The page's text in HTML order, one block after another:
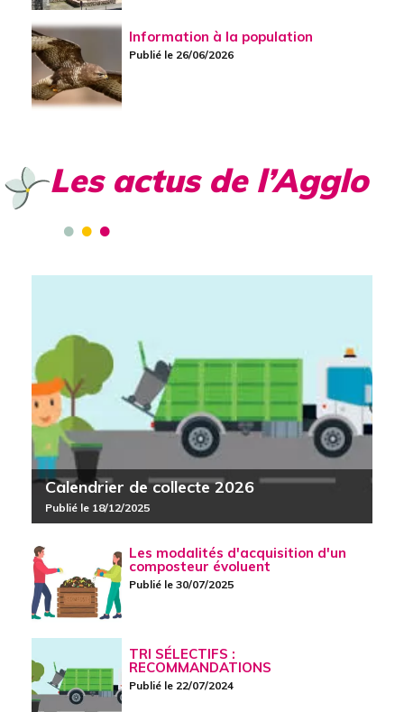
Information à la population
Publié le 26/06/2026
Les actus de l’Agglo
Calendrier de collecte 2026
Publié le 18/12/2025
Les modalités d'acquisition d'un
composteur évoluent
Publié le 30/07/2025
TRI SÉLECTIFS :
RECOMMANDATIONS
Publié le 22/07/2024